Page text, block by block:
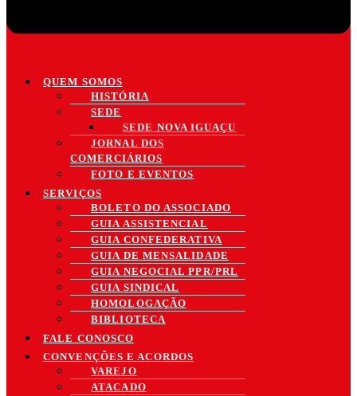
QUEM SOMOS
HISTÓRIA
SEDE
SEDE NOVA IGUAÇU
JORNAL DOS
COMERCIÁRIOS
FOTO E EVENTOS
SERVIÇOS
BOLETO DO ASSOCIADO
GUIA ASSISTENCIAL
GUIA CONFEDERATIVA
GUIA DE MENSALIDADE
GUIA NEGOCIAL PPR/PRL
GUIA SINDICAL
HOMOLOGAÇÃO
BIBLIOTECA
FALE CONOSCO
CONVENÇÕES E ACORDOS
VAREJO
ATACADO